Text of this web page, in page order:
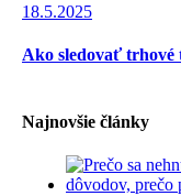
18.5.2025
Ako sledovať trhové
Najnovšie články